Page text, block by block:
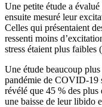
Une petite étude a
ensuite mesuré leur
Celles qui présentaient
ressenti moins
stress étaient plus faibles
Une étude beaucoup
pandémie de COVID-19
révélé que 45 % des
une baisse de leur libido